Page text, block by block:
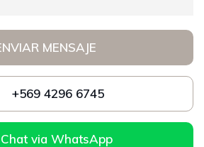
MENSAJE
+569 4296 6745
Chat via WhatsApp